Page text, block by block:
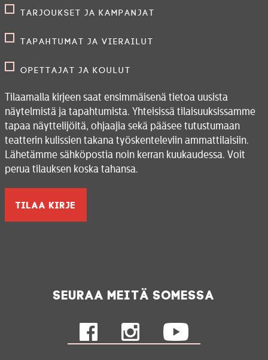
Tarjoukset ja kampanjat
Tapahtumat ja vierailut
Opettajat ja koulut
Tilaamalla kirjeen saat ensimmäisenä tietoa uusista
näytelmistä ja tapahtumista. Yhteisissä tilaisuuksissamme
tapaa näyttelijöitä, ohjaajia sekä pääsee tutustumaan
teatterin kulissien takana työskenteleviin ammattilaisiin.
Lähetämme sähköpostia noin kerran kuukaudessa. Voit
perua tilauksen koska tahansa.
Seuraa meitä somessa